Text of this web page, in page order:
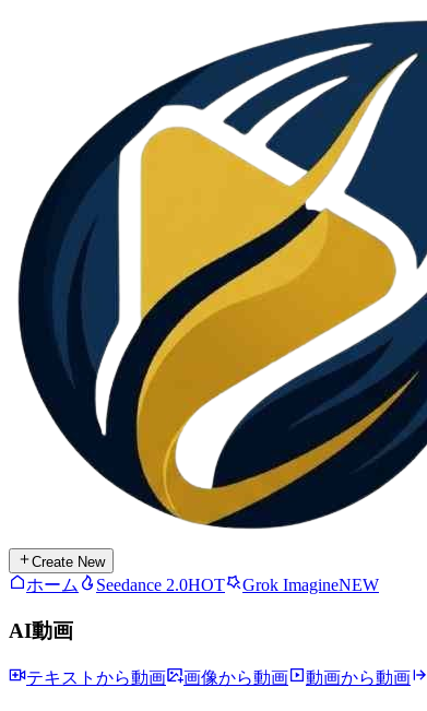
Create New
ホーム Seedance 2.0HOT Grok ImagineNEW
AI動画
テキストから動画 画像から動画 動画から動画